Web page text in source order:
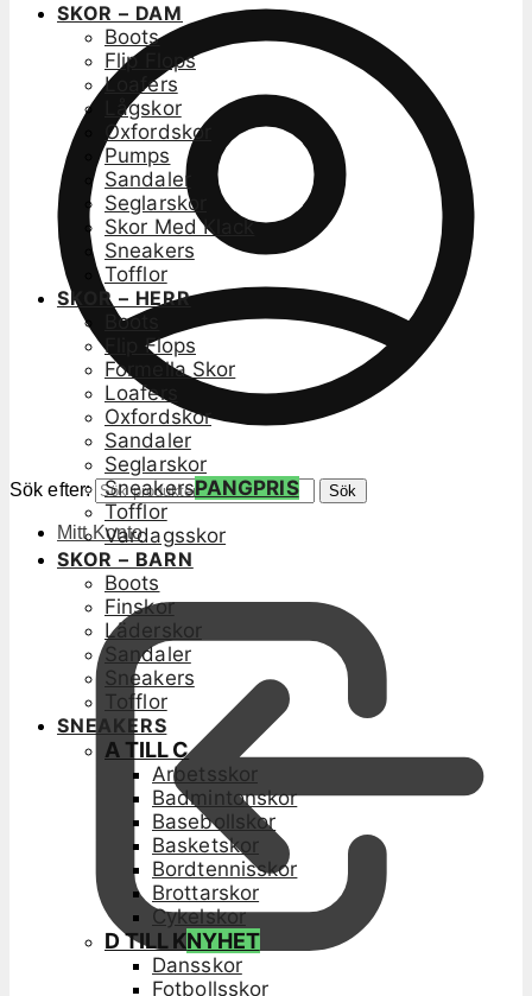
Sök efter: Sök
Mitt Konto
SKOR – DAM
Boots
Flip Flops
Loafers
Lågskor
Oxfordskor
Pumps
Sandaler
Seglarskor
Skor Med Klack
Sneakers
Tofflor
SKOR – HERR
Boots
Flip Flops
Formella Skor
Loafers
Oxfordskor
Sandaler
Seglarskor
SneakersPANGPRIS
Tofflor
Vardagsskor
SKOR – BARN
Boots
Finskor
Läderskor
Sandaler
Sneakers
Tofflor
SNEAKERS
A TILL C
Arbetsskor
Badmintonskor
Basebollskor
Basketskor
Bordtennisskor
Brottarskor
Cykelskor
D TILL KNYHET
Dansskor
Fotbollsskor